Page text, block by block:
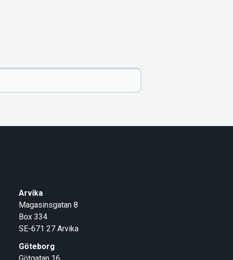
Arvika
Magasinsgatan 8
Box 334
SE-671 27 Arvika
Göteborg